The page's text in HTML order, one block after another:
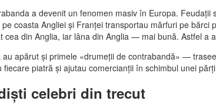
a devenit un fenomen masiv în Europa.
coasta Angliei și Franței transportau mărfuri pe
cea din Anglia, iar lâna din Anglia — mai bună. Astfel a
apărut și primele «drumeții de contrabandă» —
fiecare piatră și ajutau comercianții în schimbul unei
celebri din trecut